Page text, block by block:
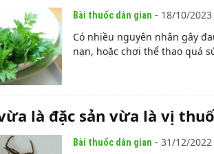
Bài thuốc dân gian - 18/10/2023
Có nhiều nguyên nhân gây
nạn, hoặc chơi thể thao quá
là đặc sản vừa là vị
Bài thuốc dân gian - 31/12/2022